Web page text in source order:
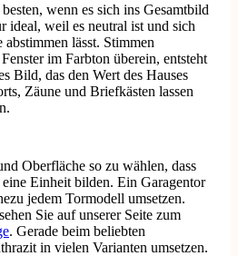
wenn es sich ins Gesamtbild
ideal, weil es neutral ist und sich
lässt. Stimmen
im Farbton überein, entsteht
Bild, das den Wert des Hauses
Zäune und Briefkästen lassen
Oberfläche so zu wählen, dass
Einheit bilden. Ein Garagentor
jedem Tormodell umsetzen.
Sie auf unserer Seite zum
. Gerade beim beliebten
in vielen Varianten umsetzen.